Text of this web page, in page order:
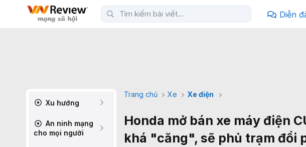
Diễn
Xu hướng
An ninh mạng
cho mọi người
Trang chủ Xe Xe điện
Honda mở bán xe máy điện
khá "căng", sẽ phủ trạm đổi